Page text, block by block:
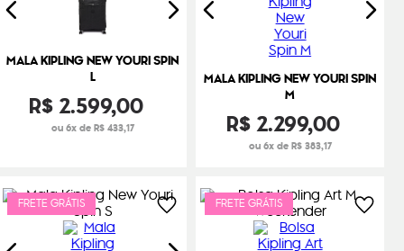
MALA KIPLING NEW YOURI SPIN
L
R$2.599,00
ou 6x de R$ 433,17
MALA KIPLING NEW YOURI SPIN
M
R$2.299,00
ou 6x de R$ 383,17
FRETE GRÁTIS FRETE GRÁTIS